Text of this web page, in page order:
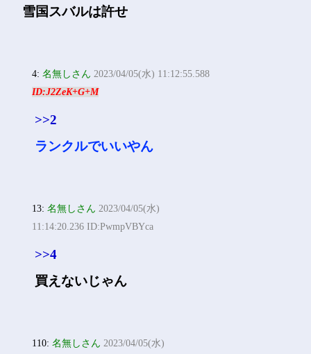
雪国スバルは許せ
4:名無しさん 2023/04/05(水) 11:12:55.588
ID:J2ZeK+G+M
>>2
ランクルでいいやん
13:名無しさん 2023/04/05(水)
11:14:20.236 ID:PwmpVBYca
>>4
買えないじゃん
110:名無しさん 2023/04/05(水)